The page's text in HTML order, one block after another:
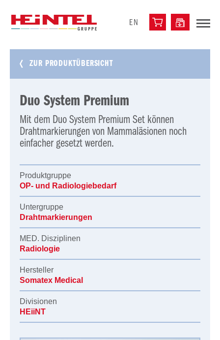
EN
ZUR PRODUKTÜBERSICHT
Duo System Premium
Mit dem Duo System Premium Set können
Drahtmarkierungen von Mammaläsionen noch
einfacher gesetzt werden.
Produktgruppe
OP- und Radiologiebedarf
Untergruppe
Drahtmarkierungen
MED. Disziplinen
Radiologie
Hersteller
Somatex Medical
Divisionen
HEiiNT